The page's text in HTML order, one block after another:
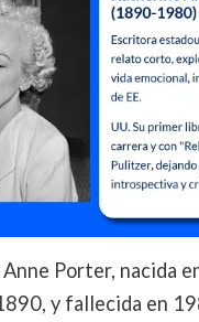
Porter, nacida
y fallecida en